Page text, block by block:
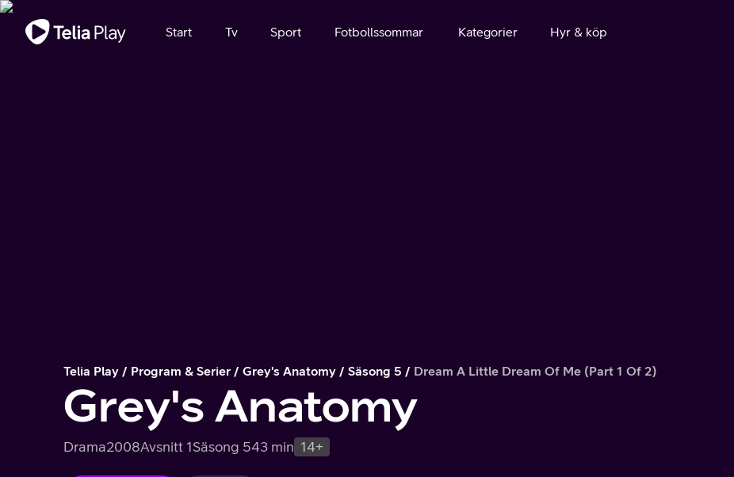
Viktigt meddelande
Start Tv Sport Fotbollssommar Kategorier Hyr & köp
Telia Play Program & Serier Grey's Anatomy Säsong 5 Dream A Little Dream Of Me (Part 1 Of 2)
Grey's Anatomy
Drama2008Avsnitt 1Säsong 543 min 14+